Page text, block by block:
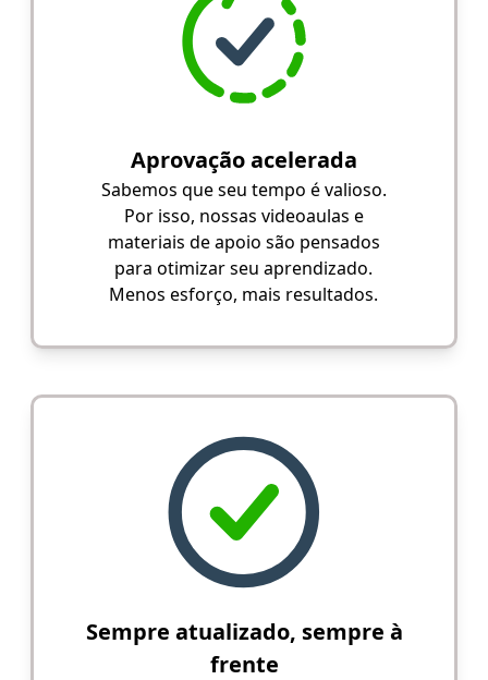
Aprovação acelerada
Sabemos que seu tempo é valioso.
Por isso, nossas videoaulas e
materiais de apoio são pensados
para otimizar seu aprendizado.
Menos esforço, mais resultados.
Sempre atualizado, sempre à
frente